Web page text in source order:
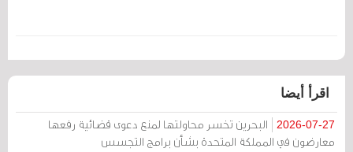
اقرأ أيضا
2026-07-27
البحرين تخسر محاولتها لمنع دعوى قضائية رفعها
معارضون في المملكة المتحدة بشأن برامج التجسس